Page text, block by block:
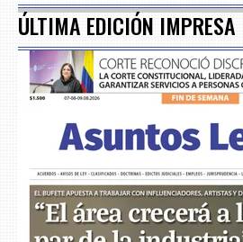
ÚLTIMA EDICIÓN IMPRESA